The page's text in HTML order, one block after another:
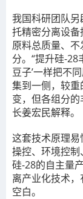
我国科研团队
托精密分离设
原料总质量、
分。“提升硅-28
豆子’一样把不
集到一侧，较
变，但各组分
长姜宏民解释。
这套技术原理
操控、环境控
硅-28的自主量
离产业化技术
空白。